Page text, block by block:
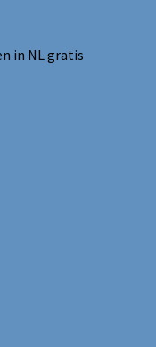
in NL gratis